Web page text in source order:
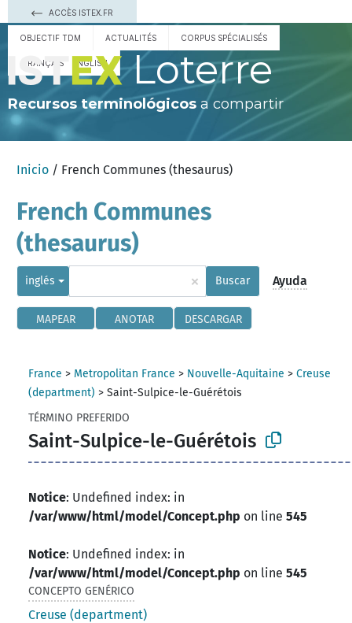
ACCÈS ISTEX.FR
OBJECTIF TDM ACTUALITÉS CORPUS SPÉCIALISÉS
FRANÇAIS ENGLISH Loterre
Recursos terminológicos a compartir
Inicio / French Communes (thesaurus)
French Communes
(thesaurus)
inglés × Buscar Ayuda
MAPEAR ANOTAR DESCARGAR
France > Metropolitan France > Nouvelle-Aquitaine >Creuse
(department) >Saint-Sulpice-le-Guérétois
TÉRMINO PREFERIDO
Saint-Sulpice-le-Guérétois
Notice: Undefined index: in
/var/www/html/model/Concept.php on line545
Notice: Undefined index: in
/var/www/html/model/Concept.php on line545
CONCEPTO GENÉRICO
Creuse (department)